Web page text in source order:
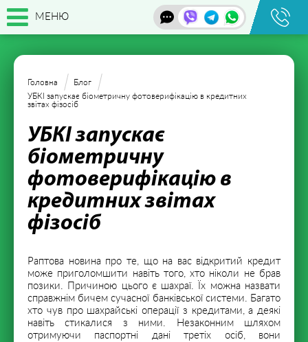
МЕНЮ
Головна
Блог
УБКІ запускає біометричну фотоверифікацію в кредитних
звітах фізосіб
УБКІ запускає
біометричну
фотоверифікацію в
кредитних звітах
фізосіб
Раптова новина про те, що на вас відкритий кредит
може приголомшити навіть того, хто ніколи не брав
позики. Причиною цього є шахраї. Їх можна назвати
справжнім бичем сучасної банківської системи. Багато
хто чув про шахрайські операції з кредитами, а деякі
навіть стикалися з ними. Незаконним шляхом
отримуючи паспортні дані третіх осіб, вони